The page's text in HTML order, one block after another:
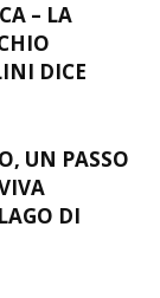
– LA
DICE
UN PASSO
DI